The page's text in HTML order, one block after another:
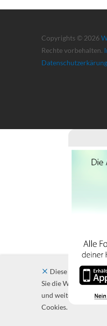
Copyrights © 2026
Rechte vorbehalten.
Datenschutzerkärung
Diese Website
Sie die Website und
und weiter
Cookies.